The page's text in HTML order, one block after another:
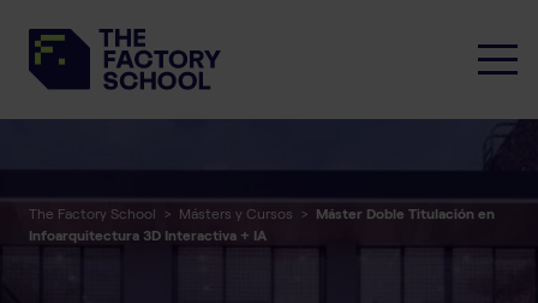
The Factory School > Másters y Cursos > Máster Doble Titulación en
Infoarquitectura 3D Interactiva + IA